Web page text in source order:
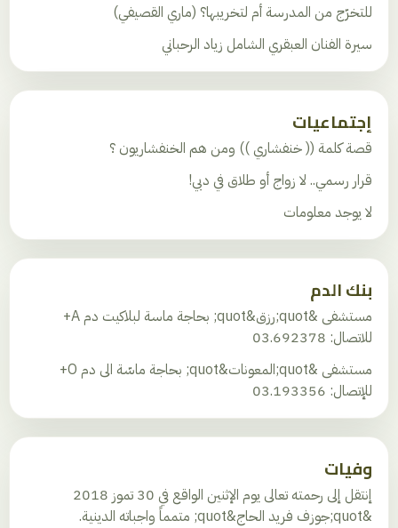
للتخرّج من المدرسة أم لتخريبها؟ (ماري القصيفي)
سيرة الفنان العبقري الشامل زياد الرحباني
إجتماعيات
قصة كلمة (( خنفشاري )) ومن هم الخنفشاريون ؟
قرار رسمي.. لا زواج أو طلاق في دبي!
لا يوجد معلومات
بنك الدم
مستشفى &quot;رزق&quot; بحاجة ماسة لبلاكيت دم A+
للاتصال: 03.692378
مستشفى &quot;المعونات&quot; بحاجة ماسّة الى دم O+
للإتصال: 03.193356
وفيات
إنتقل إلى رحمته تعالى يوم الإثنين الواقع في 30 تموز 2018
&quot;جوزف فريد الحاج&quot; متمماً واجباته الدينية.